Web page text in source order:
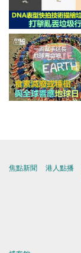
焦點新聞 港人點播